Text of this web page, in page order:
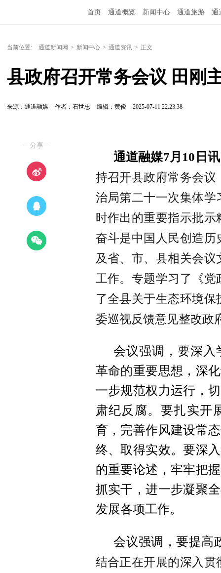
首页 通道概览 新闻中心 通道旅游 通
当前位置: 通道新闻网 > 新闻中心 > 通道资讯 > 正文
县政府召开常务会议 田刚
来源：通道融媒 作者：石世忠 编辑：黄俊 2025-07-11 22:23:38
—分享—
通道融媒7月10日
持召开县政府常务会
治局第二十一次集体
时作出的重要指示批
奋斗是中国人民创造
及省、市、县相关会议
工作。 专题学习了《党
了全县关于生态环境
委巡视反馈意见整改政
会议强调，要深入
革命的重要思想，深
一步规范权力运行，
肃纪反腐。要扎实开
育，完善作风建设常
终、取得实效。要深
的重要论述，牢牢把
抓实干，进一步凝聚
发展各项工作。
会议强调，要提高
结合正在开展的深入